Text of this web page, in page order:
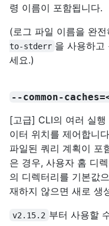
령 이름이 포함됩니다.
(로그 파일 이름을 완
to-stderr 을 사용하
세요.)
--common-
[고급] CLI의 여러 실행
이터 위치를 제어합니
파일된 쿼리 계획이 포
은 경우, 사용자 홈 디
의 디렉터리를 기본값
재하지 않으면 새로 생
v2.15.2 부터 사용할